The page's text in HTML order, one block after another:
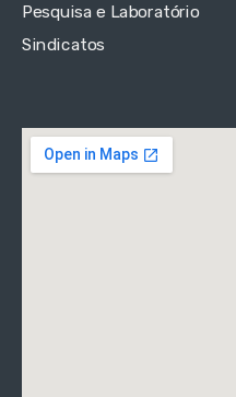
Pesquisa e Laboratório
Sindicatos